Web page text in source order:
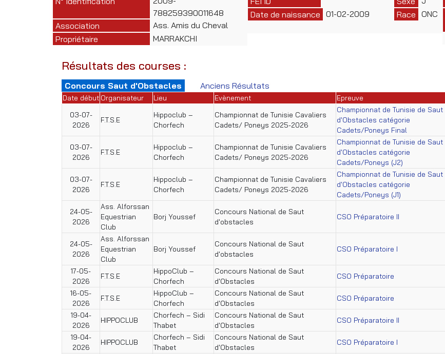
788259390011648
Association
Ass. Amis du Cheval
Propriétaire
MARRAKCHI
Date de naissance 01-02-2009
Race ONC
Résultats des courses :
Concours Saut d'Obstacles Anciens Résultats
Date début Organisateur Lieu Evènement Epreuve
03-07-
2026
F.T.S.E
Hippoclub –
Chorfech
Championnat de Tunisie Cavaliers
Cadets/ Poneys 2025-2026
Championnat de Tunisie de Saut
d'Obstacles catégorie
Cadets/Poneys Final
03-07-
2026
F.T.S.E
Hippoclub –
Chorfech
Championnat de Tunisie Cavaliers
Cadets/ Poneys 2025-2026
Championnat de Tunisie de Saut
d'Obstacles catégorie
Cadets/Poneys (J2)
03-07-
2026
F.T.S.E
Hippoclub –
Chorfech
Championnat de Tunisie Cavaliers
Cadets/ Poneys 2025-2026
Championnat de Tunisie de Saut
d'Obstacles catégorie
Cadets/Poneys (J1)
24-05-
2026
Ass. Alforssan
Equestrian
Club
Borj Youssef
Concours National de Saut
d'obstacles
CSO Préparatoire II
24-05-
2026
Ass. Alforssan
Equestrian
Club
Borj Youssef
Concours National de Saut
d'obstacles
CSO Préparatoire I
17-05-
2026
F.T.S.E
HippoClub –
Chorfech
Concours National de Saut
d'Obstacles
CSO Préparatoire
16-05-
2026
F.T.S.E
HippoClub –
Chorfech
Concours National de Saut
d'Obstacles
CSO Préparatoire
19-04-
2026
HIPPOCLUB
Chorfech – Sidi
Thabet
Concours National de Saut
d'Obstacles
CSO Préparatoire II
19-04-
2026
HIPPOCLUB
Chorfech – Sidi
Thabet
Concours National de Saut
d'Obstacles
CSO Préparatoire I